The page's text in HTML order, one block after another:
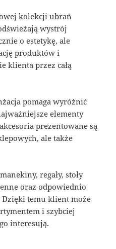
kolekcji ubrań
wystrój
o estetykę, ale
produktów i
klienta przez całą
pomaga wyróżnić
elementy
prezentowane są
ale także
regały, stoły
oraz odpowiednio
Dzięki temu klient może
i szybciej
interesują.